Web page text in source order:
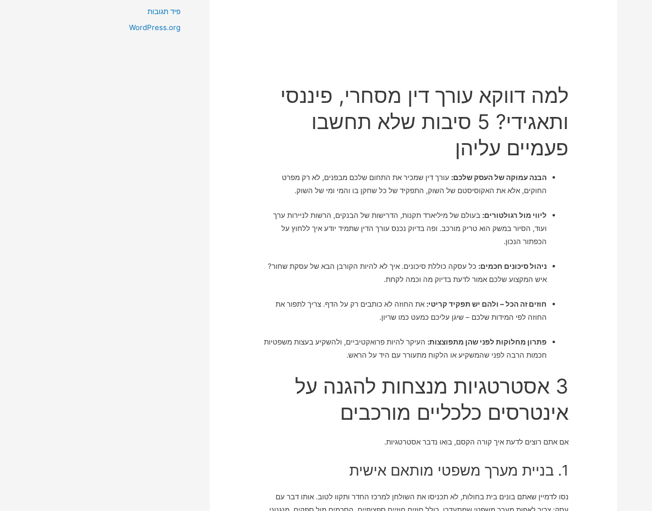
למה דווקא עורך דין מסחרי, פיננסי
ותאגידי? 5 סיבות שלא תחשבו
פעמיים עליהן
הבנה עמוקה של העסק שלכם: עורך דין שמכיר את התחום שלכם מבפנים, לא רק מפרט
החוקים, אלא את האקוסיסטם של השוק, התפקיד של כל שחקן בו והמי ומי של השוק.
ליווי מול רגולטורים: בעולם של מיליארד תקנות, הדרישות של הבנקים, הרשות לניירות ערך
ועוד, הסיור במשק הוא טריק מורכב. ופה בדיוק נכנס עורך הדין שתמיד יודע איך ללחוץ על
הכפתור הנכון.
ניהול סיכונים חכמים: כל עסקה כוללת סיכונים. איך לא להיות הקורבן הבא של עסקת שחור?
איש המקצוע שלכם אמור לדעת בדיוק מה וכמה לקחת.
חוזים זה הכל – ולהם יש תפקיד קריטי: את החוזה לא כותבים רק על הדף. צריך לתפור את
החוזה לפי המידות שלכם – שיגן עליכם כמעט כמו שריון.
פתרון מחלוקות לפני שהן מתפוצצות: העיקר להיות פרואקטיביים, ולהשקיע בעצות משפטיות
חכמות הרבה לפני שהמשקיע או הלקוח מתעורר עם היד על הראש.
3 אסטרטגיות מנצחות להגנה על
אינטרסים כלכליים מורכבים
אם אתם רוצים לדעת איך קורה הקסם, בואו נדבר אסטרטגיות.
1. בניית מערך משפטי מותאם אישית
נסו לדמיין שאתם בונים בית בחולות, לא תכניסו את השולחן למרכז החדר ותקוו לטוב. אותו דבר עם
פיד תגובות
WordPress.org